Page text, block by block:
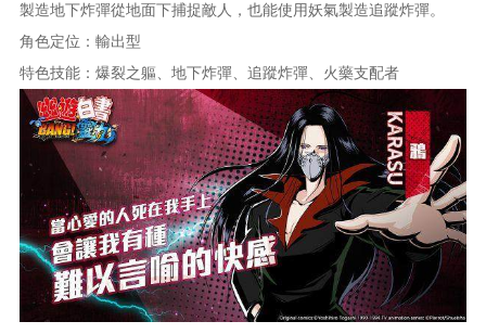
製造地下炸彈從地面下捕捉敵人，也能使用妖氣製造追蹤炸彈。
角色定位：輸出型
特色技能：爆裂之軀、地下炸彈、追蹤炸彈、火藥支配者